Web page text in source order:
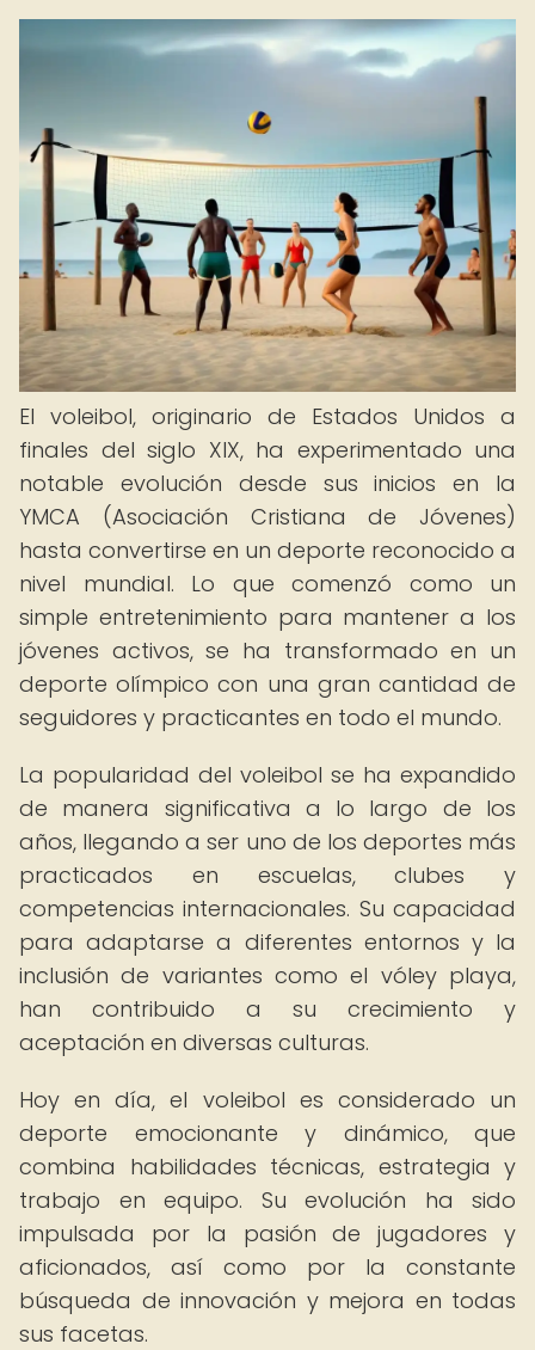
El voleibol, originario de Estados Unidos a
finales del siglo XIX, ha experimentado una
notable evolución desde sus inicios en la
YMCA (Asociación Cristiana de Jóvenes)
hasta convertirse en un deporte reconocido a
nivel mundial. Lo que comenzó como un
simple entretenimiento para mantener a los
jóvenes activos, se ha transformado en un
deporte olímpico con una gran cantidad de
seguidores y practicantes en todo el mundo.
La popularidad del voleibol se ha expandido
de manera significativa a lo largo de los
años, llegando a ser uno de los deportes más
practicados en escuelas, clubes y
competencias internacionales. Su capacidad
para adaptarse a diferentes entornos y la
inclusión de variantes como el vóley playa,
han contribuido a su crecimiento y
aceptación en diversas culturas.
Hoy en día, el voleibol es considerado un
deporte emocionante y dinámico, que
combina habilidades técnicas, estrategia y
trabajo en equipo. Su evolución ha sido
impulsada por la pasión de jugadores y
aficionados, así como por la constante
búsqueda de innovación y mejora en todas
sus facetas.